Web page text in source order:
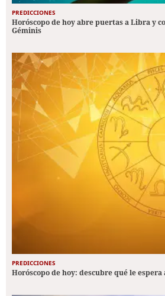
PREDICCIONES
Horóscopo de hoy abre puertas a Libra y
Géminis
PREDICCIONES
Horóscopo de hoy: descubre qué le espera